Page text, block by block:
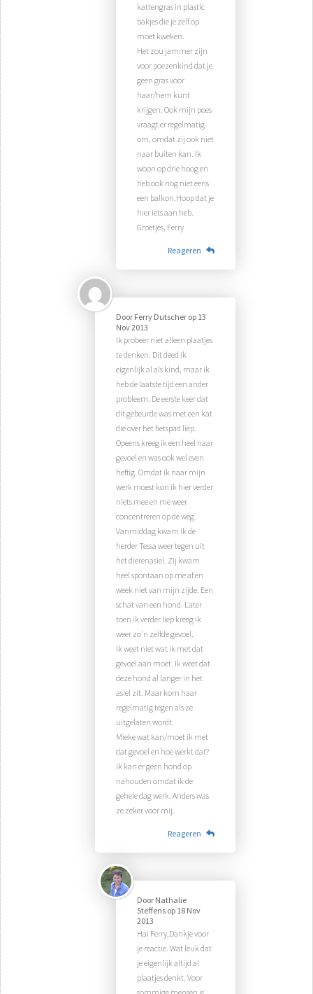
kattengras in plastic
bakjes die je zelf op
moet kweken.
Het zou jammer zijn
voor poezenkind dat je
geen gras voor
haar/hem kunt
krijgen. Ook mijn poes
vraagt er regelmatig
om, omdat zij ook niet
naar buiten kan. Ik
woon op drie hoog en
heb ook nog niet eens
een balkon.Hoop dat je
hier iets aan heb.
Groetjes, Ferry
Reageren
Door Ferry Dutscher op 13
Nov 2013
Ik probeer niet alleen plaatjes
te denken. Dit deed ik
eigenlijk al als kind, maar ik
heb de laatste tijd een ander
probleem. De eerste keer dat
dit gebeurde was met een kat
die over het fietspad liep.
Opeens kreeg ik een heel naar
gevoel en was ook wel even
heftig. Omdat ik naar mijn
werk moest kon ik hier verder
niets mee en me weer
concentreren op de weg.
Vanmiddag kwam ik de
herder Tessa weer tegen uit
het dierenasiel. Zij kwam
heel spontaan op me af en
week niet van mijn zijde. Een
schat van een hond. Later
toen ik verder liep kreeg ik
weer zo'n zelfde gevoel.
Ik weet niet wat ik met dat
gevoel aan moet. Ik weet dat
deze hond al langer in het
asiel zit. Maar kom haar
regelmatig tegen als ze
uitgelaten wordt.
Mieke wat kan/moet ik met
dat gevoel en hoe werkt dat?
Ik kan er geen hond op
nahouden omdat ik de
gehele dag werk. Anders was
ze zeker voor mij.
Reageren
Door Nathalie
Steffens op 18 Nov
2013
Hai Ferry,Dankje voor
je reactie. Wat leuk dat
je eigenlijk altijd al
plaatjes denkt. Voor